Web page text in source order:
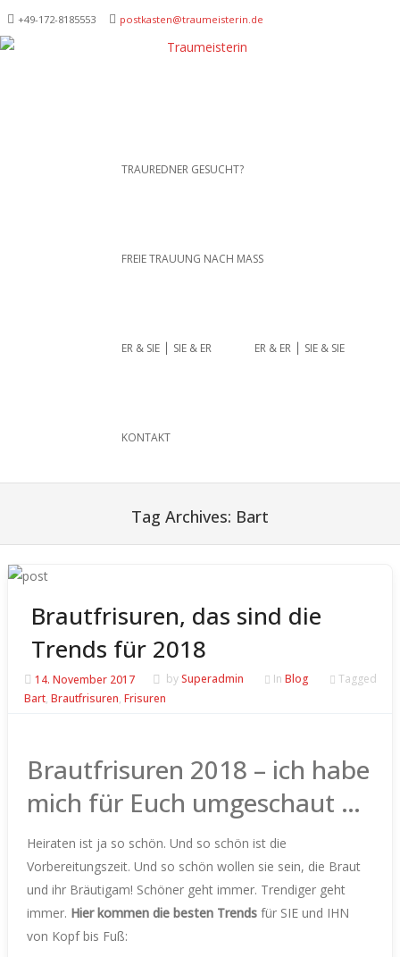
+49-172-­8185553 postkasten@traumeisterin.de
Traurednerein München,
Leidenschaft
SKIP TO CONTENT
TRAUREDNER GESUCHT?
FREIE TRAUUNG NACH MASS
ER & SIE ⎪ SIE & ER ER & ER ⎪ SIE & SIE
KONTAKT
Tag Archives: Bart
Brautfrisuren, das sind die
Trends für 2018
14. November 2017 bySuperadmin In Blog
Tagged
Bart, Brautfrisuren, Frisuren
Brautfrisuren 2018 – ich habe
mich für Euch umgeschaut …
Heiraten ist ja so schön. Und so schön ist die
Vorbereitungszeit. Und so schön wollen sie sein, die Braut
und ihr Bräutigam! Schöner geht immer. Trendiger geht
immer. Hier kommen die besten Trends für SIE und IHN
von Kopf bis Fuß: